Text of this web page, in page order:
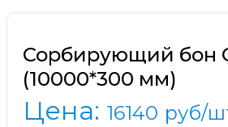
Сорбирующий бон
(10000*300 мм)
Цена: 16140 руб/